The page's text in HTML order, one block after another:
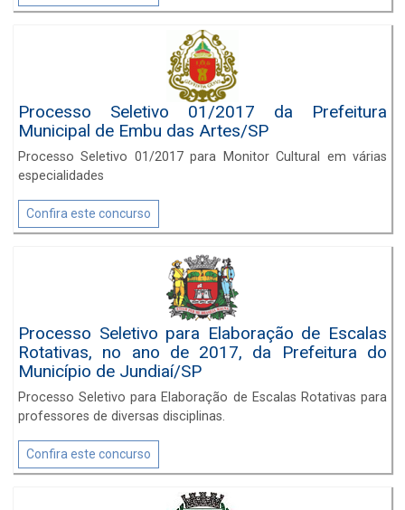
Processo Seletivo 01/2017 da Prefeitura
Municipal de Embu das Artes/SP
Processo Seletivo 01/2017 para Monitor Cultural em várias
especialidades
Confira este concurso
Processo Seletivo para Elaboração de Escalas
Rotativas, no ano de 2017, da Prefeitura do
Município de Jundiaí/SP
Processo Seletivo para Elaboração de Escalas Rotativas para
professores de diversas disciplinas.
Confira este concurso